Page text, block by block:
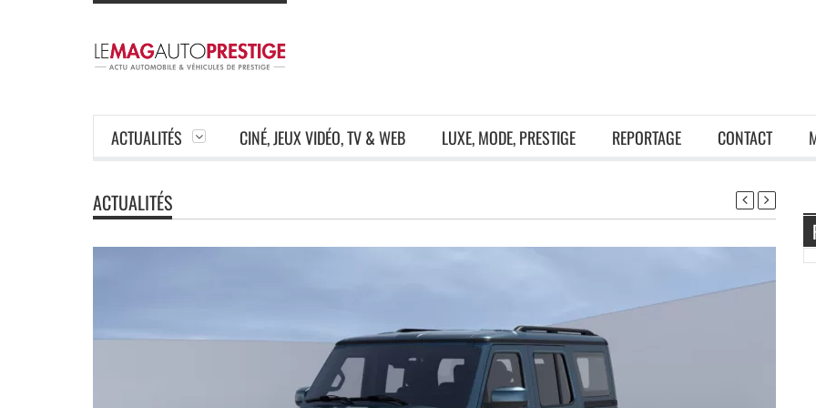
ACTUALITÉS CINÉ, JEUX VIDÉO, TV & WEB LUXE, MODE, PRESTIGE REPORTAGE CONTACT
ACTUALITÉS